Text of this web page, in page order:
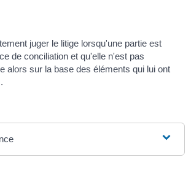
juger le litige lorsqu'une partie est
de conciliation et qu'elle n'est pas
alors sur la base des éléments qui lui ont